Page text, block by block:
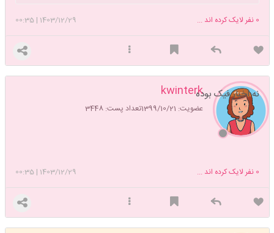
1403/12/29
|
00:35 0 نفر لایک کرده اند ...
kwinterk
عضویت: 1399/10/21 تعداد پست: 3448
نه اخبار فیک بوده
1403/12/29
|
00:35 0 نفر لایک کرده اند ...